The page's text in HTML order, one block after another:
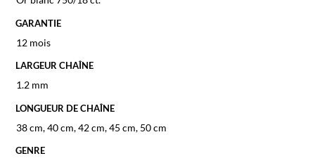
GARANTIE
12 mois
LARGEUR CHAÎNE
1.2 mm
LONGUEUR DE CHAÎNE
38 cm,40 cm,42 cm,45 cm, 50 cm
GENRE